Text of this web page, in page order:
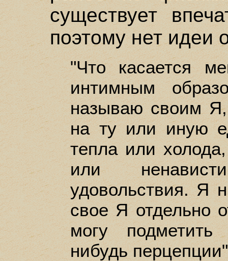
существует
поэтому нет идеи
"Что касается
интимным
называю своим Я,
на ту или иную
тепла или
или
удовольствия. Я
свое Я отдельно
могу
нибудь